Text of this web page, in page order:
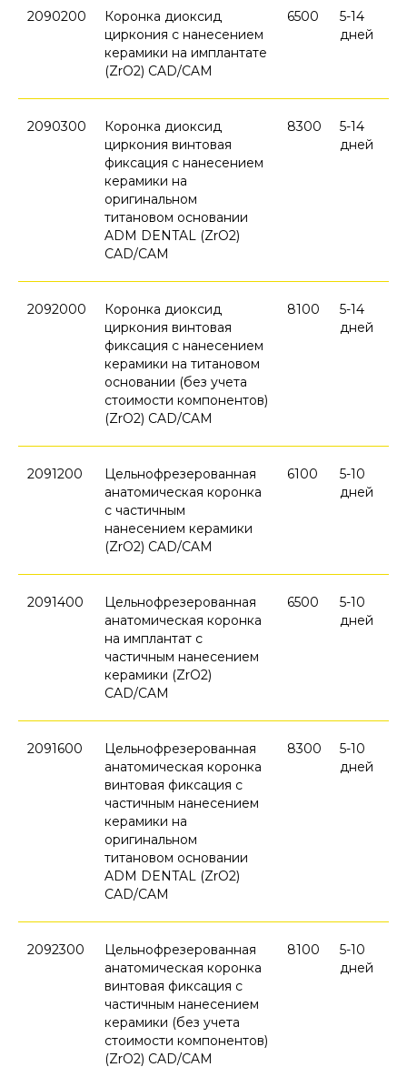
2090200
Коронка диоксид
циркония c нанесением
керамики на имплантате
(ZrO2) CAD/CAM
6500
5-14
дней
2090300
Коронка диоксид
циркония винтовая
фиксация c нанесением
керамики на
оригинальном
титановом основании
ADM DENTAL (ZrO2)
CAD/CAM
8300
5-14
дней
2092000
Коронка диоксид
циркония винтовая
фиксация c нанесением
керамики на титановом
основании (без учета
стоимости компонентов)
(ZrO2) CAD/CAM
8100
5-14
дней
2091200
Цельнофрезерованная
анатомическая коронка
с частичным
нанесением керамики
(ZrO2) CAD/CAM
6100
5-10
дней
2091400
Цельнофрезерованная
анатомическая коронка
на имплантат с
частичным нанесением
керамики (ZrO2)
CAD/CAM
6500
5-10
дней
2091600
Цельнофрезерованная
анатомическая коронка
винтовая фиксация с
частичным нанесением
керамики на
оригинальном
титановом основании
ADM DENTAL (ZrO2)
CAD/CAM
8300
5-10
дней
2092300
Цельнофрезерованная
анатомическая коронка
винтовая фиксация с
частичным нанесением
керамики (без учета
стоимости компонентов)
(ZrO2) CAD/CAM
8100
5-10
дней